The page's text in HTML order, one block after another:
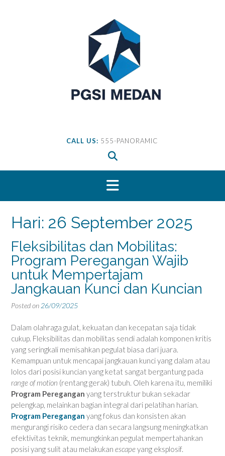
CALL US: 555-PANORAMIC
Hari: 26 September 2025
Fleksibilitas dan Mobilitas:
Program Peregangan Wajib
untuk Mempertajam
Jangkauan Kunci dan Kuncian
Posted on 26/09/2025
Dalam olahraga gulat, kekuatan dan kecepatan saja tidak
cukup. Fleksibilitas dan mobilitas sendi adalah komponen kritis
yang seringkali memisahkan pegulat biasa dari juara.
Kemampuan untuk mencapai jangkauan kunci yang dalam atau
lolos dari posisi kuncian yang ketat sangat bergantung pada
range of motion (rentang gerak) tubuh. Oleh karena itu, memiliki
Program Peregangan yang terstruktur bukan sekadar
pelengkap, melainkan bagian integral dari pelatihan harian.
Program Peregangan yang fokus dan konsisten akan
mengurangi risiko cedera dan secara langsung meningkatkan
efektivitas teknik, memungkinkan pegulat mempertahankan
posisi yang sulit atau melakukan escapeyang eksplosif.